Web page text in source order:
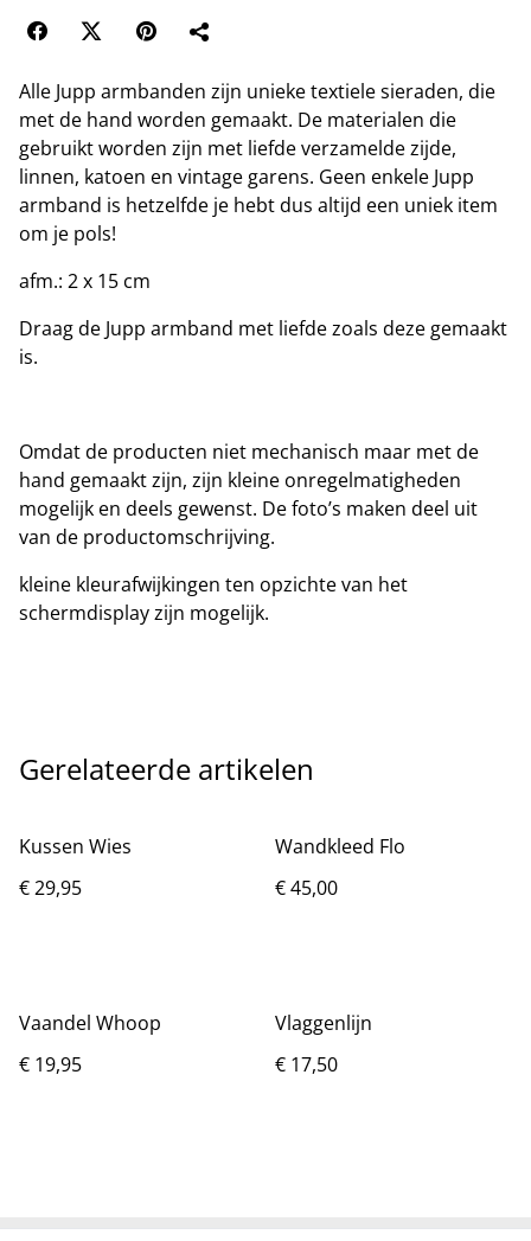
Alle Jupp armbanden zijn unieke textiele sieraden, die
met de hand worden gemaakt. De materialen die
gebruikt worden zijn met liefde verzamelde zijde,
linnen, katoen en vintage garens. Geen enkele Jupp
armband is hetzelfde je hebt dus altijd een uniek item
om je pols!
afm.: 2 x 15 cm
Draag de Jupp armband met liefde zoals deze gemaakt
is.
Omdat de producten niet mechanisch maar met de
hand gemaakt zijn, zijn kleine onregelmatigheden
mogelijk en deels gewenst. De foto’s maken deel uit
van de productomschrijving.
kleine kleurafwijkingen ten opzichte van het
schermdisplay zijn mogelijk.
Gerelateerde artikelen
Kussen Wies
€ 29,95
Wandkleed Flo
€ 45,00
Vaandel Whoop
€ 19,95
Vlaggenlijn
€ 17,50